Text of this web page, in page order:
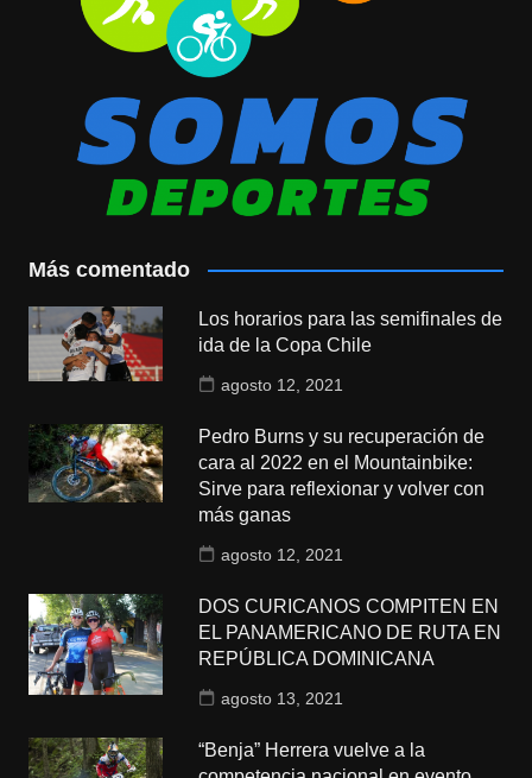
Más comentado
Los horarios para las semifinales de
ida de la Copa Chile
agosto 12, 2021
Pedro Burns y su recuperación de
cara al 2022 en el Mountainbike:
Sirve para reflexionar y volver con
más ganas
agosto 12, 2021
DOS CURICANOS COMPITEN EN
EL PANAMERICANO DE RUTA EN
REPÚBLICA DOMINICANA
agosto 13, 2021
“Benja” Herrera vuelve a la